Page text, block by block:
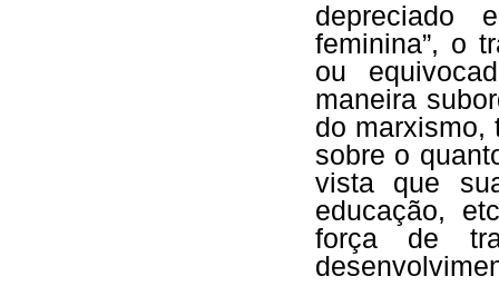
depreciado
feminina”, o
ou
maneira
do marxismo,
sobre o
vista que
educação,
força de